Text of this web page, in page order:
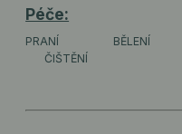
Péče:
PRANÍ BĚLENÍ
ČIŠTĚNÍ